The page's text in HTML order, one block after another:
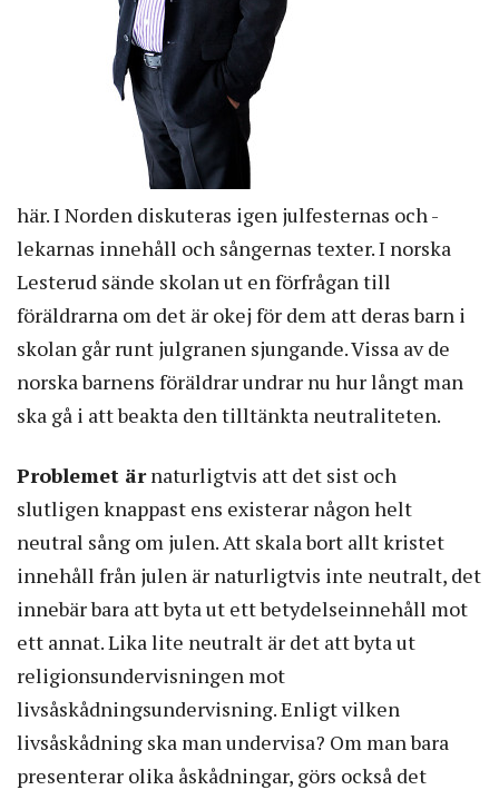
här. I Norden diskuteras igen julfesternas och -
lekarnas innehåll och sångernas texter. I norska
Lesterud sände skolan ut en förfrågan till
föräldrarna om det är okej för dem att deras barn i
skolan går runt julgranen sjungande. Vissa av de
norska barnens föräldrar undrar nu hur långt man
ska gå i att beakta den tilltänkta neutraliteten.
Problemet ärnaturligtvis att det sist och
slutligen knappast ens existerar någon helt
neutral sång om julen. Att skala bort allt kristet
innehåll från julen är naturligtvis inte neutralt, det
innebär bara att byta ut ett betydelseinnehåll mot
ett annat. Lika lite neutralt är det att byta ut
religionsundervisningen mot
livsåskådningsundervisning. Enligt vilken
livsåskådning ska man undervisa? Om man bara
presenterar olika åskådningar, görs också det